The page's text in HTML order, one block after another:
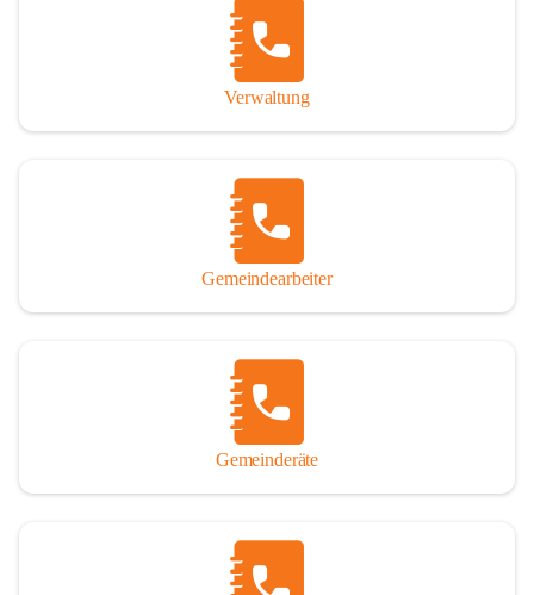
Verwaltung
Gemeindearbeiter
Gemeinderäte